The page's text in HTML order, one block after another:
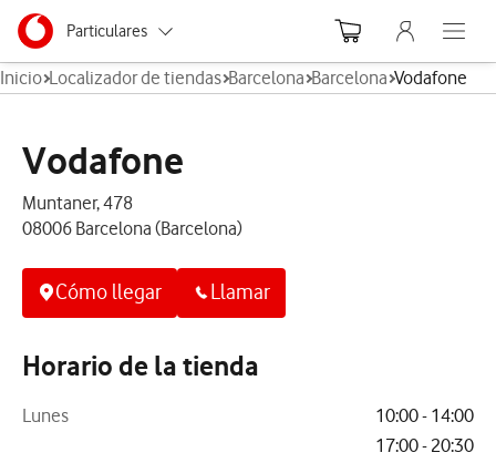
Ir a la pagina principal de vodafone.es
Menu navegación Segmento
Particulares
Autónomos
y AA.PP.
Menu
Abre el
Inicio Localizador de tiendas Barcelona Barcelona Vodafone
Vodafone
Muntaner, 478
08006 Barcelona (Barcelona)
Cómo llegar Llamar
Horario de la tienda
Lunes
10:00 - 14:00
17:00 - 20:30